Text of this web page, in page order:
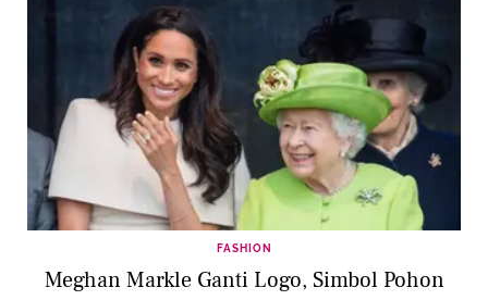
FASHION
Meghan Markle Ganti Logo, Simbol Pohon